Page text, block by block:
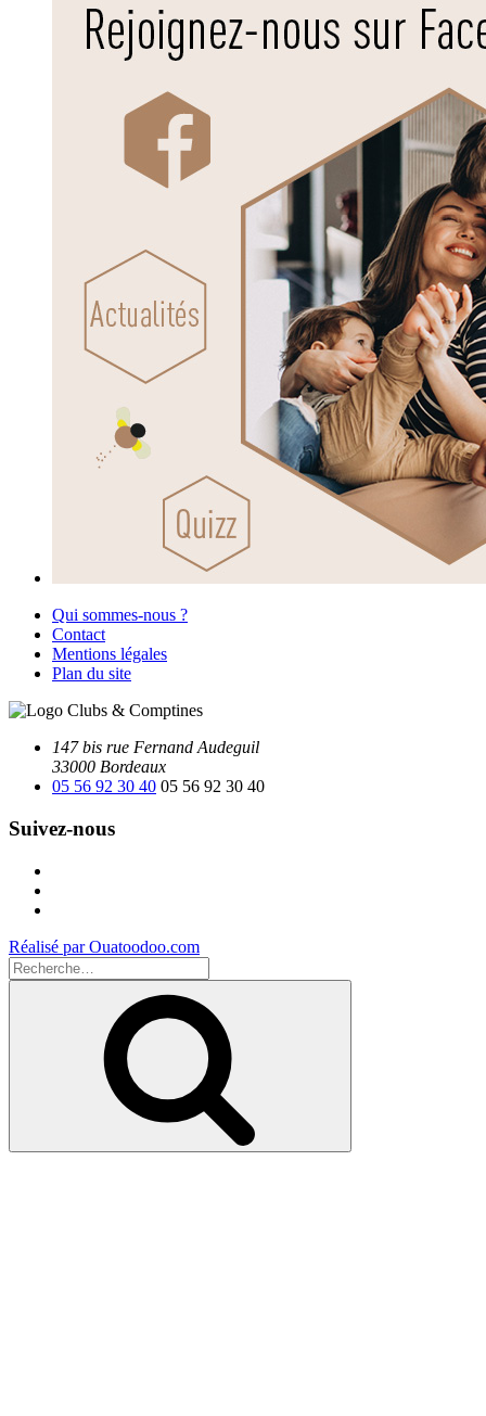
Qui sommes-nous ?
Contact
Mentions légales
Plan du site
147 bis rue Fernand Audeguil
33000 Bordeaux
05 56 92 30 40 05 56 92 30 40
Suivez-nous
Réalisé par Ouatoodoo.com
Recherche
pour